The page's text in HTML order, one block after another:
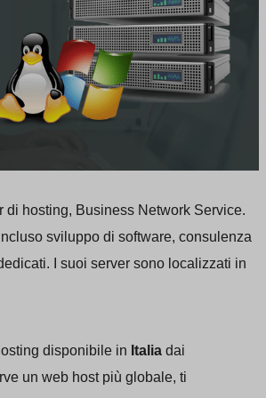
di hosting, Business Network Service.
sviluppo di software, consulenza
I suoi server sono localizzati in
disponibile in Italia dai
un web host più globale, ti